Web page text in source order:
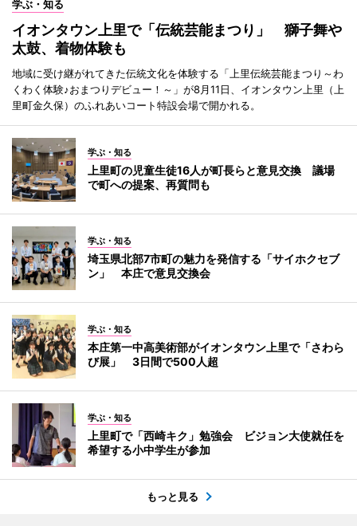
学ぶ・知る
イオンタウン上里で「伝統芸能まつり」 獅子舞や
太鼓、着物体験も
地域に受け継がれてきた伝統文化を体験する「上里伝統芸能まつり～わ
くわく体験♪おまつりデビュー！～」が8月11日、イオンタウン上里（上
里町金久保）のふれあいコート特設会場で開かれる。
学ぶ・知る
上里町の児童生徒16人が町長らと意見交換 議場
で町への提案、再質問も
学ぶ・知る
埼玉県北部7市町の魅力を発信する「サイホクセブ
ン」 本庄で意見交換会
学ぶ・知る
本庄第一中高美術部がイオンタウン上里で「さわら
び展」 3日間で500人超
学ぶ・知る
上里町で「西崎キク」勉強会 ビジョン大使就任を
希望する小中学生が参加
もっと見る